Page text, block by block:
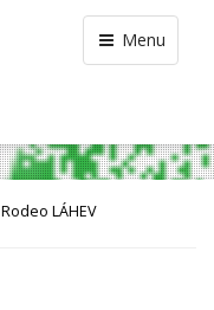
Menu
Rodeo LÁHEV